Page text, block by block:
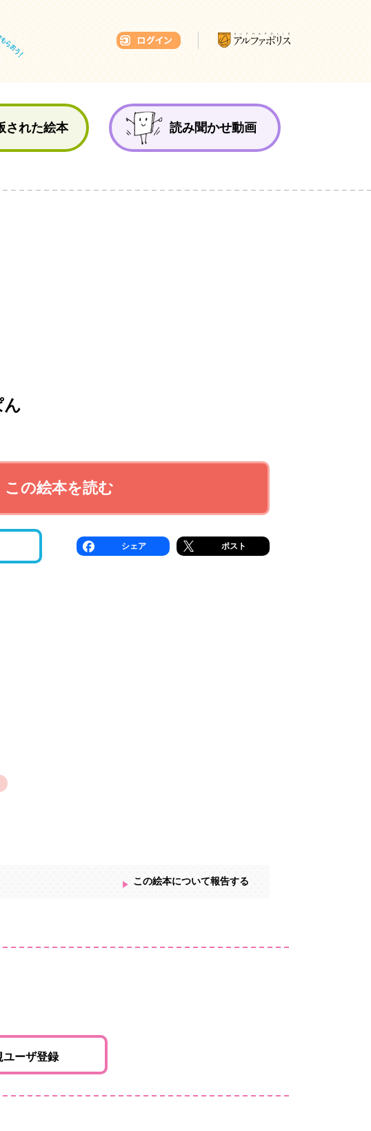
された絵本 読み聞かせ動画
ん
この絵本を読む
シェア ポスト
この絵本について報告する
ユーザ登録